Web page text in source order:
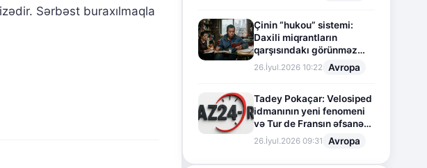
Sərbəst buraxılmaqla
Çinin “hukou” sistemi:
Daxili miqrantların
qarşısındakı görünməz
sədd
26.İyul.2026 10:22 Avropa
Tadey Pokaçar: Velosiped
idmanının yeni fenomeni
və Tur de Fransın əfsanəvi
səhifəsi
26.İyul.2026 09:31 Avropa